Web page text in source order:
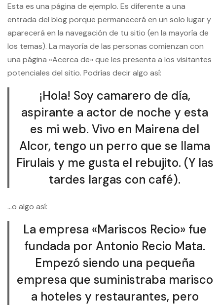
Esta es una página de ejemplo. Es diferente a una
entrada del blog porque permanecerá en un solo lugar y
aparecerá en la navegación de tu sitio (en la mayoría de
los temas). La mayoría de las personas comienzan con
una página «Acerca de» que les presenta a los visitantes
potenciales del sitio. Podrías decir algo así:
¡Hola! Soy camarero de día,
aspirante a actor de noche y esta
es mi web. Vivo en Mairena del
Alcor, tengo un perro que se llama
Firulais y me gusta el rebujito. (Y las
tardes largas con café).
…o algo así:
La empresa «Mariscos Recio» fue
fundada por Antonio Recio Mata.
Empezó siendo una pequeña
empresa que suministraba marisco
a hoteles y restaurantes, pero